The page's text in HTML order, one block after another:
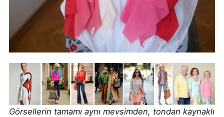
Görsellerin tamamı aynı mevsimden, tondan kaynaklı